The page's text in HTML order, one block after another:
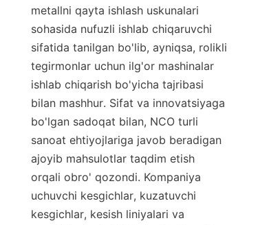
metallni qayta ishlash uskunalari
sohasida nufuzli ishlab chiqaruvchi
sifatida tanilgan bo'lib, ayniqsa, rolikli
tegirmonlar uchun ilg'or mashinalar
ishlab chiqarish bo'yicha tajribasi
bilan mashhur. Sifat va innovatsiyaga
bo'lgan sadoqat bilan, NCO turli
sanoat ehtiyojlariga javob beradigan
ajoyib mahsulotlar taqdim etish
orqali obro' qozondi. Kompaniya
uchuvchi kesgichlar, kuzatuvchi
kesgichlar, kesish liniyalari va